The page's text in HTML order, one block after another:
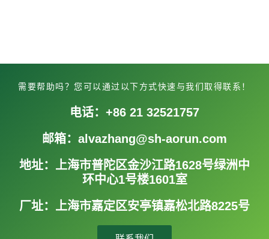
需要帮助吗？您可以通过以下方式快速与我们取得联系！
电话：+86 21 32521757
邮箱：alvazhang@sh-aorun.com
地址：上海市普陀区金沙江路1628号绿洲中
环中心1号楼1601室
厂址：上海市嘉定区安亭镇嘉松北路8225号